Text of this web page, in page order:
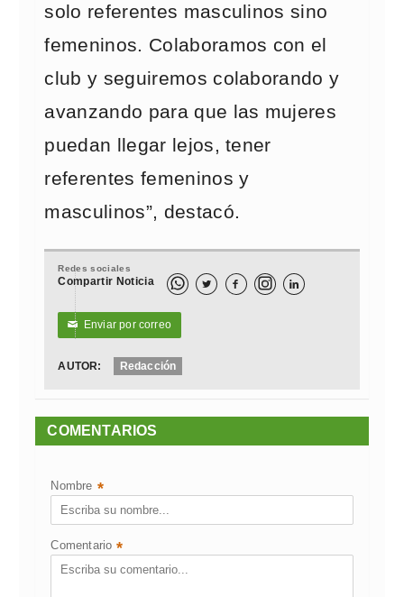
solo referentes masculinos sino
femeninos. Colaboramos con el
club y seguiremos colaborando y
avanzando para que las mujeres
puedan llegar lejos, tener
referentes femeninos y
masculinos”, destacó.
Redes sociales
Compartir Noticia   
✉ Enviar por correo
AUTOR: Redacción
COMENTARIOS
Nombre *
Comentario *